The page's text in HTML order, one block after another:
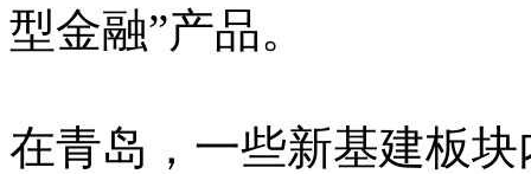
型金融”产品。
在青岛，一些新基建板